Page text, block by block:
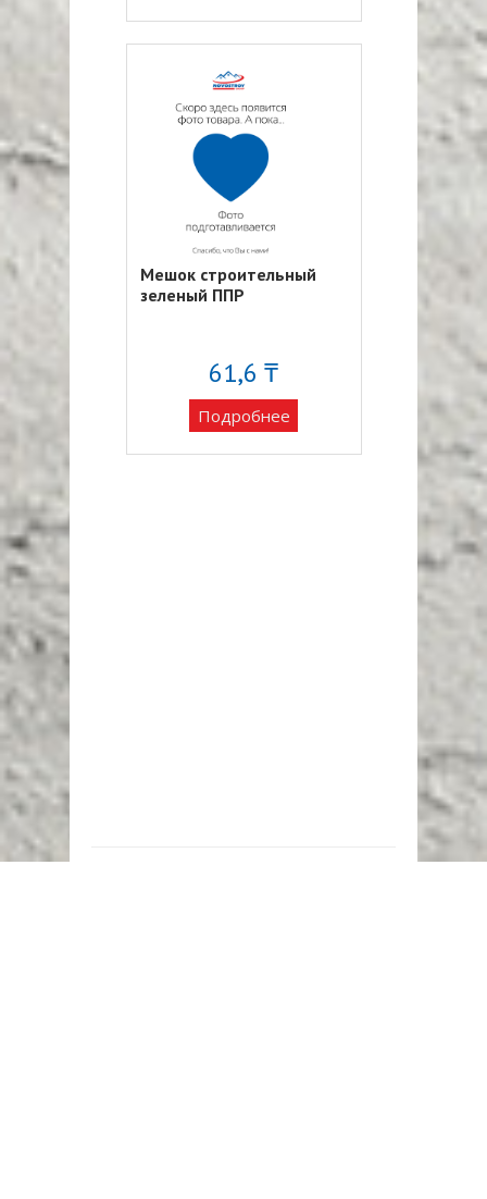
Мешок строительный
зеленый ППР
61,6 ₸
Подробнее